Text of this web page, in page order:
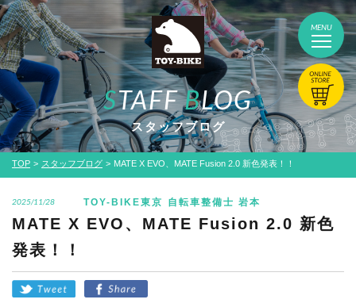
MENU
STAFFBLOG
スタッフブログ
TOP スタッフブログ MATE X EVO、MATE Fusion 2.0 新色発表！！
2025/11/28 TOY-BIKE東京 自転車整備士 岩本
MATE X EVO、MATE Fusion 2.0 新色
発表！！